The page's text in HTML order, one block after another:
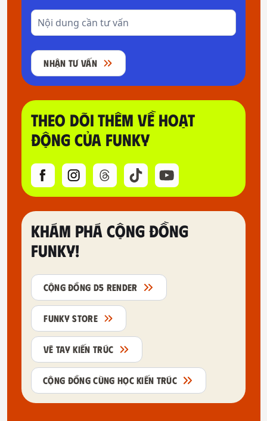
NHẬN TƯ VẤN
THEO DÕI THÊM VỀ HOẠT
ĐỘNG CỦA FUNKY
KHÁM PHÁ CỘNG ĐỒNG
FUNKY!
CỘNG ĐỒNG D5 RENDER
FUNKY STORE
VẼ TAY KIẾN TRÚC
CỘNG ĐỒNG CÙNG HỌC KIẾN TRÚC